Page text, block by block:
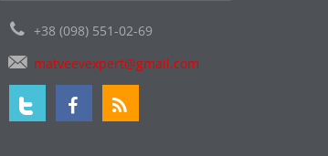
+38 (098) 551-02-69
matveevexpert@gmail.com